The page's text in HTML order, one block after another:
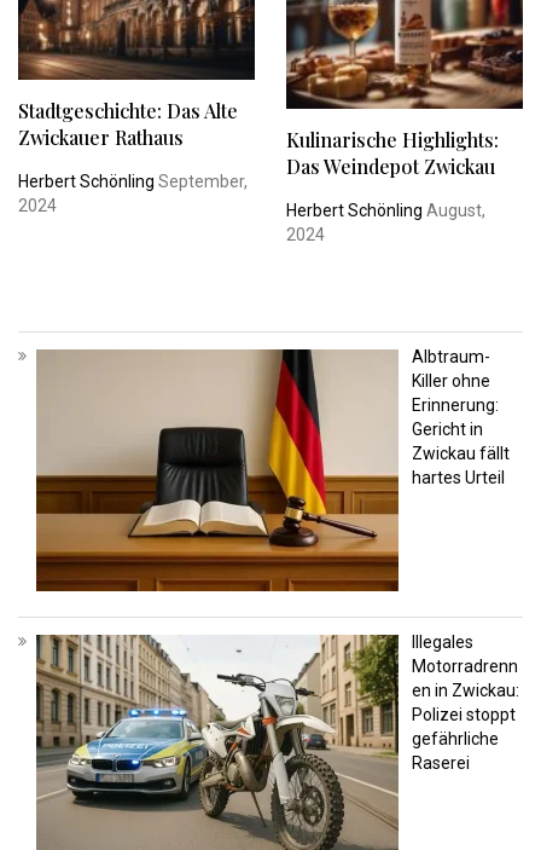
Stadtgeschichte: Das Alte
Zwickauer Rathaus
Herbert Schönling September,
2024
Kulinarische Highlights:
Das Weindepot Zwickau
Herbert Schönling August,
2024
Albtraum-
Killer ohne
Erinnerung:
Gericht in
Zwickau fällt
hartes Urteil
Illegales
Motorradrenn
en in Zwickau:
Polizei stoppt
gefährliche
Raserei